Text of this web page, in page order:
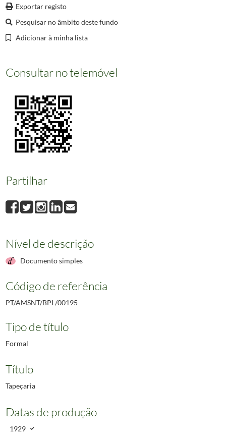
00198
Cintra. Estefânia, Vista do Castelo dos Mouros
(...)
Exportar registo
Pesquisar no âmbito deste fundo
Adicionar à minha lista
Consultar no telemóvel
Partilhar
Nível de descrição
Documento simples
Código de referência
PT/AMSNT/BPI /00195
Tipo de título
Formal
Título
Tapeçaria
Datas de produção
1929